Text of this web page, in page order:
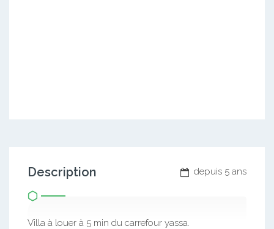
depuis 5 ans
Description
Villa à louer à 5 min du carrefour yassa.